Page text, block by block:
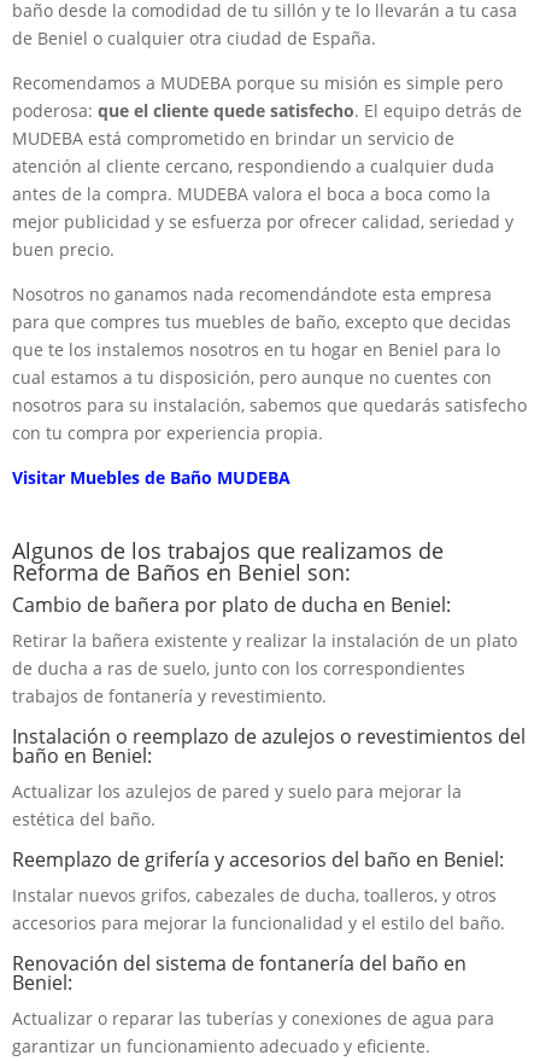
baño desde la comodidad de tu sillón y te lo llevarán a tu casa
de Beniel o cualquier otra ciudad de España.
Recomendamos a MUDEBA porque su misión es simple pero
poderosa: que el cliente quede satisfecho. El equipo detrás de
MUDEBA está comprometido en brindar un servicio de
atención al cliente cercano, respondiendo a cualquier duda
antes de la compra. MUDEBA valora el boca a boca como la
mejor publicidad y se esfuerza por ofrecer calidad, seriedad y
buen precio.
Nosotros no ganamos nada recomendándote esta empresa
para que compres tus muebles de baño, excepto que decidas
que te los instalemos nosotros en tu hogar en Beniel para lo
cual estamos a tu disposición, pero aunque no cuentes con
nosotros para su instalación, sabemos que quedarás satisfecho
con tu compra por experiencia propia.
Visitar Muebles de Baño MUDEBA
Algunos de los trabajos que realizamos de
Reforma de Baños en Beniel son:
Cambio de bañera por plato de ducha en Beniel:
Retirar la bañera existente y realizar la instalación de un plato
de ducha a ras de suelo, junto con los correspondientes
trabajos de fontanería y revestimiento.
Instalación o reemplazo de azulejos o revestimientos del
baño en Beniel:
Actualizar los azulejos de pared y suelo para mejorar la
estética del baño.
Reemplazo de grifería y accesorios del baño en Beniel:
Instalar nuevos grifos, cabezales de ducha, toalleros, y otros
accesorios para mejorar la funcionalidad y el estilo del baño.
Renovación del sistema de fontanería del baño en
Beniel:
Actualizar o reparar las tuberías y conexiones de agua para
garantizar un funcionamiento adecuado y eficiente.